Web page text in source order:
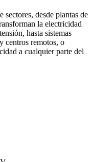
desde plantas de
la electricidad
hasta sistemas
centros remotos, o
a cualquier parte del